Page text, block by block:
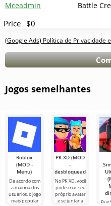
Mceadmin Battle
Price $0
(Google Ads) Política de Privacidade
Jogos semelhantes
Roblox
(MOD -
Menu)
De acordo com
a maioria dos
usuários, o jogo
mais popular
PK XD (MOD
-
desbloqueado)
No PK XD, você
pode criar seu
próprio avatar
e se juntar a
Bus